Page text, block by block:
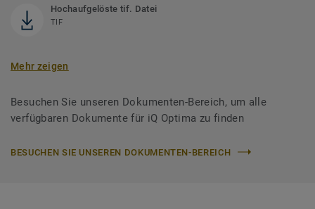
Hochaufgelöste tif. Datei
TIF
Mehr zeigen
Besuchen Sie unseren Dokumenten-Bereich, um alle
verfügbaren Dokumente für iQ Optima zu finden
BESUCHEN SIE UNSEREN DOKUMENTEN-BEREICH